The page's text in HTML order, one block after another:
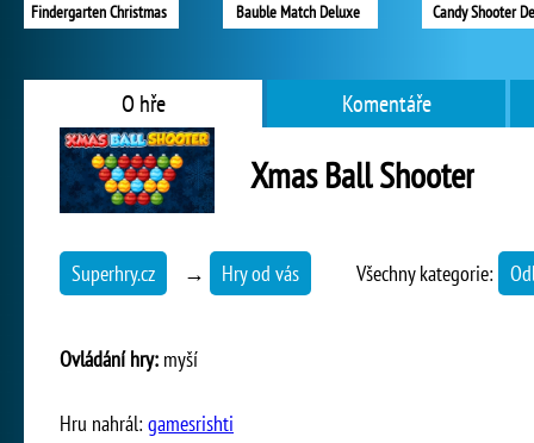
Findergarten Christmas Bauble Match Deluxe Candy Shooter
O hře Komentáře
Xmas Ball Shooter
Superhry.cz → Hry od vás Všechny kategorie:
Ovládání hry: myší
Hru nahrál: gamesrishti